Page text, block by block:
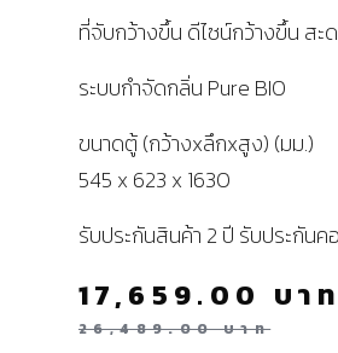
ที่จับกว้างขึ้น ดีไซน์กว้างขึ้น สะด
ระบบกำจัดกลิ่น Pure BIO
ขนาดตู้ (กว้างxลึกxสูง) (มม.)
545 x 623 x 1630
รับประกันสินค้า 2 ปี รับประกันค
26,489.00บาท
17,659.00 บาท